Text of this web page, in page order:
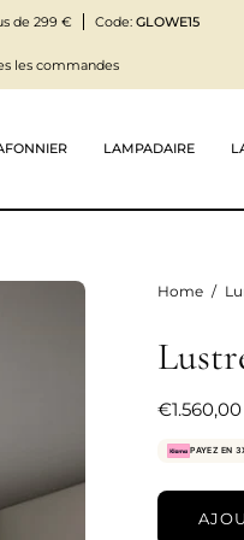
de 299 € Code:GLOWE15
les commandes
LAMPADAIRE
Home /
€1.560,00
PAYEZ EN